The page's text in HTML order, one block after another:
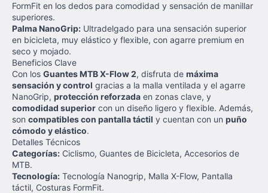
FormFit en los dedos para comodidad y sensación de manillar
superiores.
Palma NanoGrip: Ultradelgado para una sensación superior
en bicicleta, muy elástico y flexible, con agarre premium en
seco y mojado.
Beneficios Clave
Con los Guantes MTB X-Flow 2, disfruta de máxima
sensación y control gracias a la malla ventilada y el agarre
NanoGrip, protección reforzada en zonas clave, y
comodidad superior con un diseño ligero y flexible. Además,
son compatibles con pantalla táctil y cuentan con un puño
cómodo y elástico.
Detalles Técnicos
Categorías: Ciclismo, Guantes de Bicicleta, Accesorios de
MTB.
Tecnología: Tecnología Nanogrip, Malla X-Flow, Pantalla
táctil, Costuras FormFit.